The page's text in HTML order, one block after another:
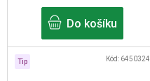
hvězdiček.
Do košíku
Tip Kód: 6450324